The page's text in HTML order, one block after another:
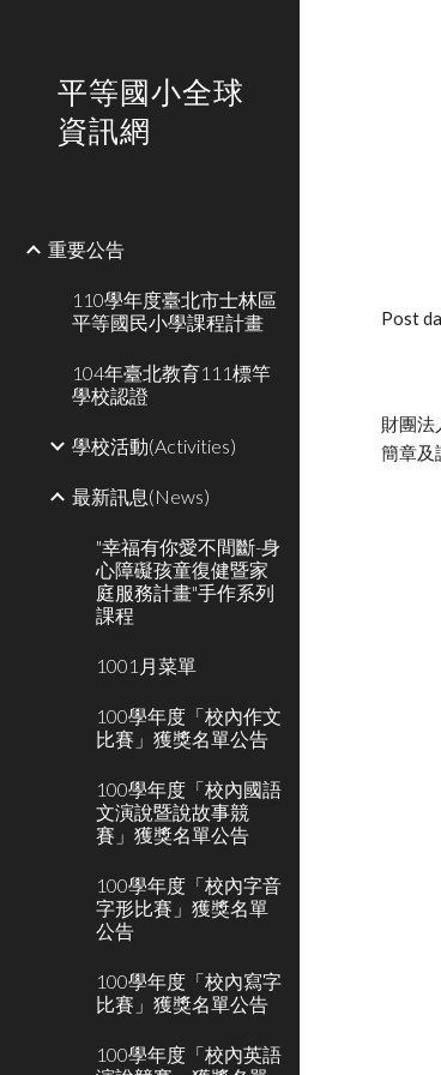
平等國小全球
資訊網
重要公告
110學年度臺北市士林區
平等國民小學課程計畫
104年臺北教育111標竿
學校認證
學校活動(Activities)
最新訊息(News)
"幸福有你愛不間斷-身
心障礙孩童復健暨家
庭服務計畫"手作系列
課程
1001月菜單
100學年度「校內作文
比賽」獲獎名單公告
100學年度「校內國語
文演說暨說故事競
賽」獲獎名單公告
100學年度「校內字音
字形比賽」獲獎名單
公告
100學年度「校內寫字
比賽」獲獎名單公告
100學年度「校內英語
Post
財團法
簡章及